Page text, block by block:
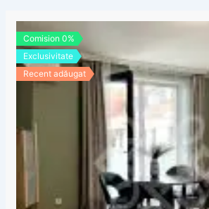
Comision 0%
Exclusivitate
Recent adăugat